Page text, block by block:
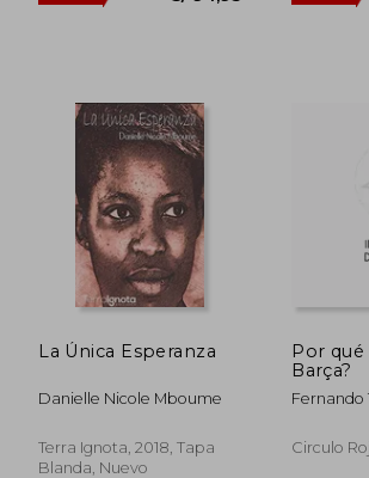
50%
dcto.
S/ 164,57
La Única Esperanza
Danielle Nicole Mboume
Terra Ignota, 2018, Tapa
Blanda, Nuevo
Por qué
Barça?
Fernando
Circulo